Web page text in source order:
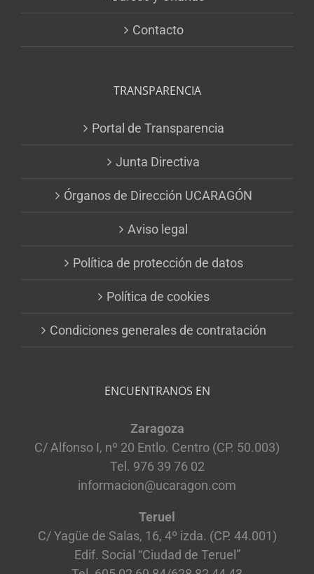
Contacto
TRANSPARENCIA
Portal de Transparencia
Junta Directiva
Órganos de Dirección UCARAGÓN
Aviso legal
Política de protección de datos
Política de cookies
Condiciones generales de contratación
ENCUENTRANOS EN
Zaragoza
C/ Alfonso I, nº 20 Entlo. Centro (CP. 50.003)
Tel. 976 39 76 02
informacion@ucaragon.com
Teruel
C/ Yagüe de Salas, 16, 4º izda. (CP. 44.001)
Edif. Social “Ciudad de Teruel”